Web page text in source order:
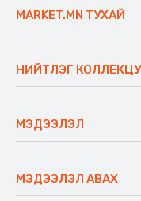
MARKET.MN ТУХАЙ
Үнэт зүйлс
Ажлын байр
Блог
НИЙТЛЭГ
Сүүдрэвч
Аяны ширээ
Аяны түшлэгтэй сандал
МЭДЭЭЛЭЛ
Буцаалтын журам
Захиалга шалгах
МЭДЭЭЛЭЛ АВАХ